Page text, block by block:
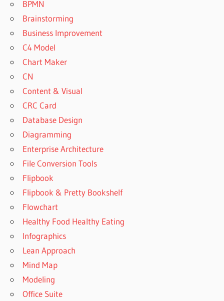
BPMN
Brainstorming
Business Improvement
C4 Model
Chart Maker
CN
Content & Visual
CRC Card
Database Design
Diagramming
Enterprise Architecture
File Conversion Tools
Flipbook
Flipbook & Pretty Bookshelf
Flowchart
Healthy Food Healthy Eating
Infographics
Lean Approach
Mind Map
Modeling
Office Suite